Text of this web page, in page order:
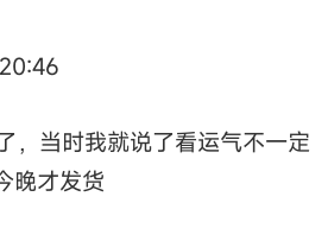
，当时我就说了看运气不一定
晚才发货